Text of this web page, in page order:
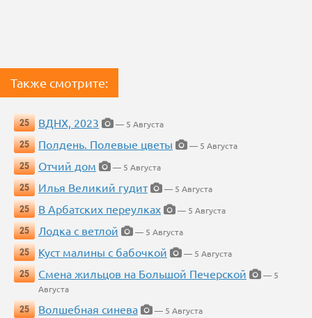
Также смотрите:
25 ВДНХ, 2023
— 5 Августа
25
Полдень. Полевые цветы
— 5 Августа
25
Отчий дом
— 5 Августа
25
Илья Великий гудит
— 5 Августа
25
В Арбатских переулках
— 5 Августа
25
Лодка с ветлой
— 5 Августа
25
Куст малины с бабочкой
— 5 Августа
25
Смена жильцов на Большой Печерской
— 5
Августа
25
Волшебная синева
— 5 Августа